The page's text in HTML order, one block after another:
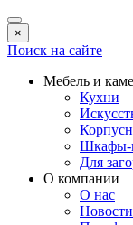
×
Поиск на сайте
Мебель и
Кухни
Шкафы-
Для
О компании
О нас
Новости